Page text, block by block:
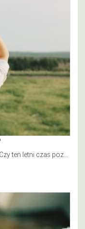
Wakacje nieubłaganie dobiegły końca. Czy ten letni czas pozostawił na Twojej twarzy uśmiech, skórę muśniętą słońcem, ale włosy w nie…